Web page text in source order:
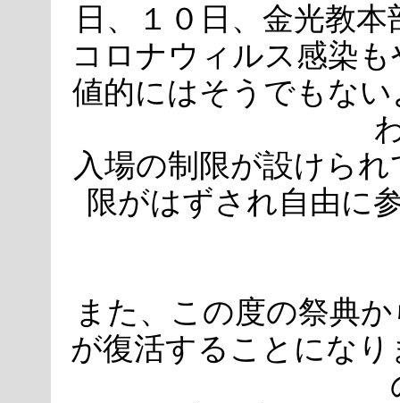
日、１０日、金光教
コロナウィルス感染
値的にはそうでもな
入場の制限が設けら
限がはずされ自由に
また、この度の祭典
が復活することにな